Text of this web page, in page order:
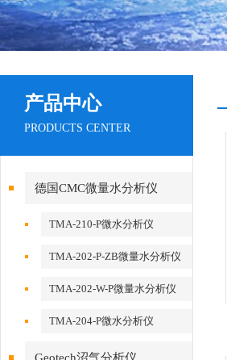
产品中心
PRODUCTS CENTER
德国CMC微量水分析仪
TMA-210-P微水分析仪
TMA-202-P-ZB微量水分析仪
TMA-202-W-P微量水分析仪
TMA-204-P微水分析仪